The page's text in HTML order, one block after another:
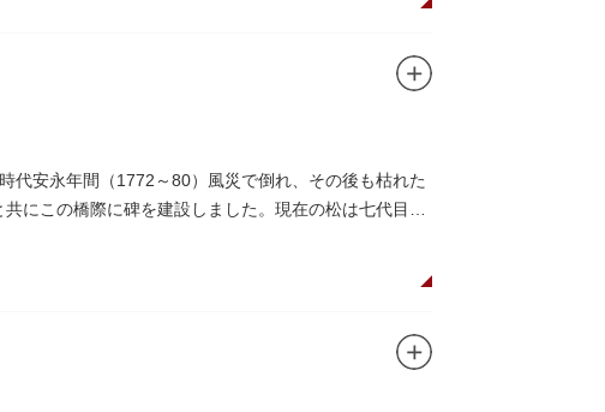
代安永年間（1772～80）風災で倒れ、その後も枯れた
にこの橋際に碑を建設しました。現在の松は七代目と